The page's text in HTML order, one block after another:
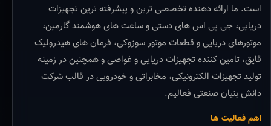
است. ما ارائه دهنده تخصصی ترین و پیشرفته ترین تجهیزات
دریایی، جی پی اس های دستی و ساعت های هوشمند گارمین،
موتورهای دریایی و قطعات موتور سوزوکی، فرمان های هیدرولیک
قایق، تامین کننده تجهیزات دریایی و غواصی و همچنین در زمینه
تولید تجهیزات الکترونیکی، مخابراتی و خودرویی در قالب شرکت
دانش بنیان صنعتی فعالیم.
اهم فعالیت ها